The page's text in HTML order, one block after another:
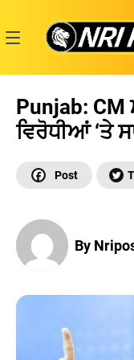
content
Punjab: CM
ਵਿਰੋਧੀਆਂ ‘ਤੇ
By